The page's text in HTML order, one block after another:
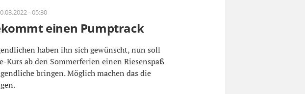
- 05:30
einen Pumptrack
haben ihn sich gewünscht, nun soll
Kurs ab den Sommerferien einen Riesenspaß
bringen. Möglich machen das die